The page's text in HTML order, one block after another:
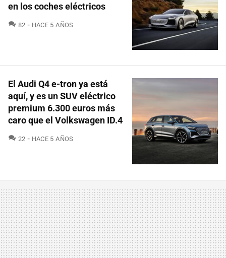
en los coches eléctricos
82 COMENTARIOS
HACE 5 AÑOS
El Audi Q4 e-tron ya está
aquí, y es un SUV eléctrico
premium 6.300 euros más
caro que el Volkswagen ID.4
22 COMENTARIOS
HACE 5 AÑOS